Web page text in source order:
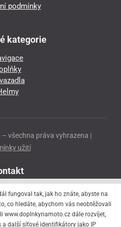
podmínky
kategorie
všechna práva vyhrazena |
užití
86
- Staré Čivice
073
fungoval tak, jak ho znáte, abyste na
co hledáte, abychom vás neobtěžovali
www.doplnkynamoto.cz dále rozvíjet,
další síťové identifikátory jako IP